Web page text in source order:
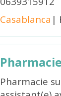
Casablanca |
Pharmacie